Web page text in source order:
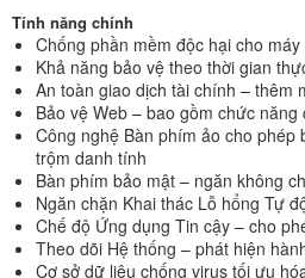
Tính năng chính
Chống phần mềm độc hại cho
Khả năng bảo vệ theo thời gian
An toàn giao dịch tài chính – thêm
Bảo vệ Web – bao gồm chức
Công nghệ Bàn phím ảo cho
trộm danh tính
Bàn phím bảo mật – ngăn không
Ngăn chặn Khai thác Lỗ hổng Tự
Chế độ Ứng dụng Tin cậy – cho
Theo dõi Hệ thống – phát hiện
Cơ sở dữ liệu chống virus tối ưu